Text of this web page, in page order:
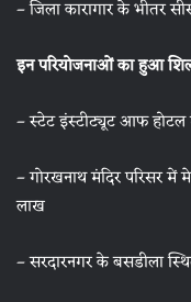
– जिला कारागार के भीतर
‌इन परियोजनाओं का हुआ
– स्टेट इंस्टीट्यूट आफ
– गोरखनाथ मंदिर परिसर में
लाख
– सरदारनगर के बसडीला